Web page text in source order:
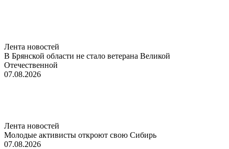
Лента новостей
В Брянской области не стало ветерана Великой
Отечественной
07.08.2026
Лента новостей
Молодые активисты откроют свою Сибирь
07.08.2026